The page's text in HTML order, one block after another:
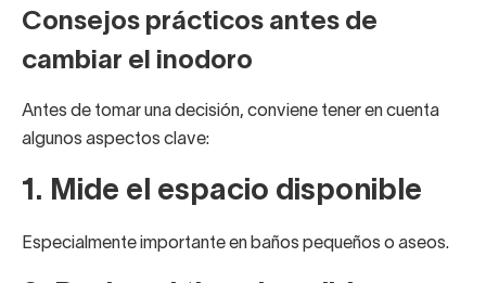
Consejos prácticos antes de
cambiar el inodoro
Antes de tomar una decisión, conviene tener en cuenta
algunos aspectos clave:
1. Mide el espacio disponible
Especialmente importante en baños pequeños o aseos.